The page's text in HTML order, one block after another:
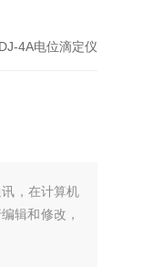
4A电位滴定仪
，在计算机
辑和修改，